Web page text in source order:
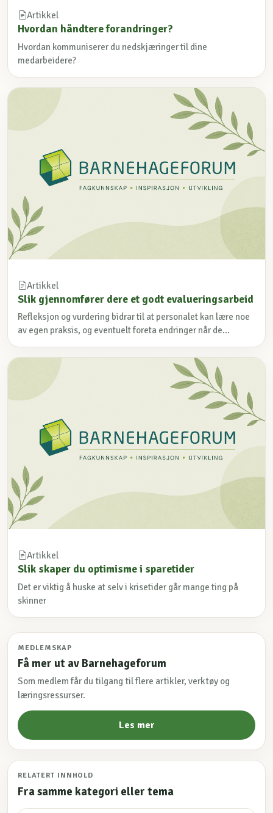
Artikkel
Hvordan håndtere forandringer?
Hvordan kommuniserer du nedskjæringer til dine
medarbeidere?
Artikkel
Slik gjennomfører dere et godt evalueringsarbeid
Refleksjon og vurdering bidrar til at personalet kan lære noe
av egen praksis, og eventuelt foreta endringer når de...
Artikkel
Slik skaper du optimisme i sparetider
Det er viktig å huske at selv i krisetider går mange ting på
skinner
MEDLEMSKAP
Få mer ut av Barnehageforum
Som medlem får du tilgang til flere artikler, verktøy og
læringsressurser.
Les mer
RELATERT INNHOLD
Fra samme kategori eller tema